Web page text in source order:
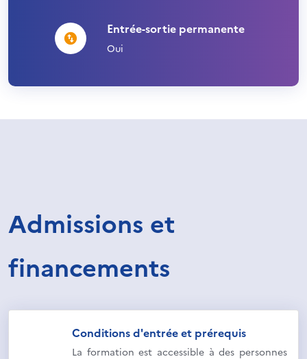
Entrée-sortie permanente
Oui
Admissions et
financements
Conditions d'entrée et prérequis
La formation est accessible à des personnes